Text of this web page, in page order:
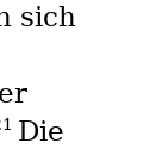
sich
Die